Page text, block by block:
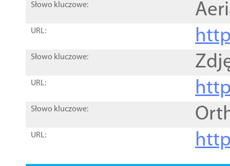
Słowo kluczowe:
URL:
Słowo kluczowe:
URL:
Słowo kluczowe:
URL: